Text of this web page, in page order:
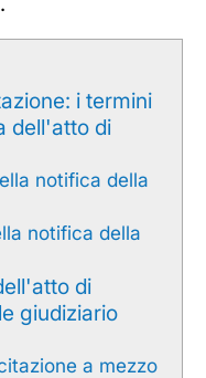
i termini
dell'atto di
notifica della
notifica della
di
giudiziario
a mezzo